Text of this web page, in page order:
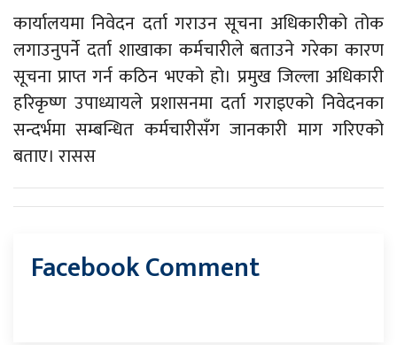
कार्यालयमा निवेदन दर्ता गराउन सूचना अधिकारीको तोक
लगाउनुपर्ने दर्ता शाखाका कर्मचारीले बताउने गरेका कारण
सूचना प्राप्त गर्न कठिन भएको हो। प्रमुख जिल्ला अधिकारी
हरिकृष्ण उपाध्यायले प्रशासनमा दर्ता गराइएको निवेदनका
सन्दर्भमा सम्बन्धित कर्मचारीसँग जानकारी माग गरिएको
बताए। रासस
Facebook Comment